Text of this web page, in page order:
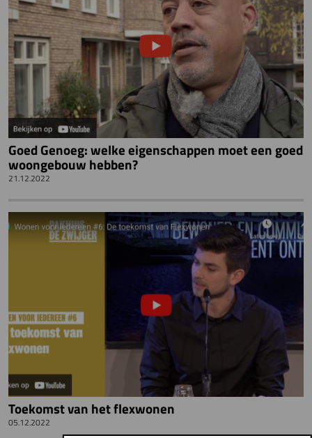
Goed Genoeg: welke eigenschappen moet een goed
woongebouw hebben?
21.12.2022
Toekomst van het flexwonen
05.12.2022